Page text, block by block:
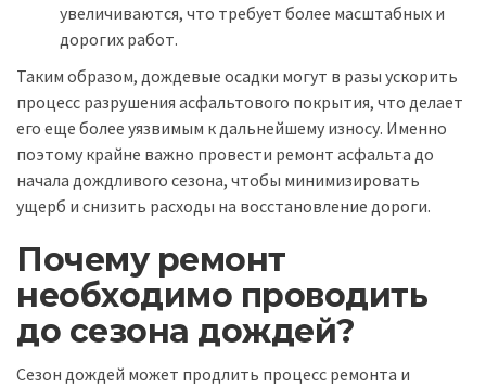
увеличиваются, что требует более масштабных и
дорогих работ.
Таким образом, дождевые осадки могут в разы ускорить
процесс разрушения асфальтового покрытия, что делает
его еще более уязвимым к дальнейшему износу. Именно
поэтому крайне важно провести ремонт асфальта до
начала дождливого сезона, чтобы минимизировать
ущерб и снизить расходы на восстановление дороги.
Почему ремонт
необходимо проводить
до сезона дождей?
Сезон дождей может продлить процесс ремонта и